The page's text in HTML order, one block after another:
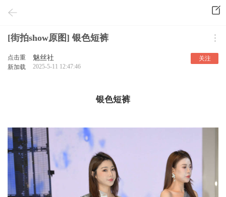
[街拍show原图] 银色短裤
点击重
新加载
魅丝社
2025-5-11 12:47:46
关注
银色短裤